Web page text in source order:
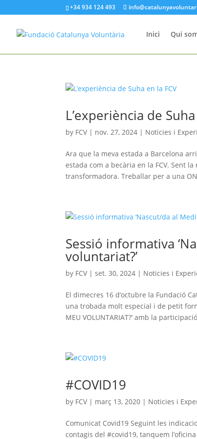
+34 934 124 493
Inici Qui
L’experiència de
by FCV | nov. 27, 2024 | Noticies i
Ara que la meva estada a Barcelona
estada com a becària en la FCV. Sent
transformadora. Treballar per a una
Sessió informativa
voluntariat?’
by FCV |set. 30, 2024 | Noticies i
El dimecres 16 d’octubre la Fundació
una trobada molt especial i de petit
MEU VOLUNTARIAT?’ amb la
#COVID19
by FCV | març 13, 2020 | Noticies i
Comunicat Covid19 Seguint les
contagis del #covid19, tanquem